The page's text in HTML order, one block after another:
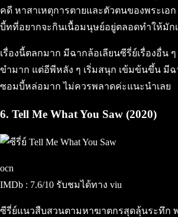
คดี หาสาเหตุการตายและตัวตนของพระเอ
บี้ทที่อยากจะกินเนื้อมนุษย์อยู่ตลอดทำให้มัก
เรื่องนี้ตลกมาก มีฉากล้อเลียนซีรี่ย์เรื่องอื่น
ขำมาก แต่อีพีหลัง ๆ เริ่มสนุก เข้มข้นขึ้น มี
ซอมบี้หล่อมาก ไม่ควรพลาดค่ะแนะนำเลย
6. Tell Me What You Saw (2020)
ocn
IMDb : 7.6/10 รับชมได้ทาง viu
ซีรี่ย์แนวสืบสวนตามหาฆาตกรสุดลุ้นระทึก พ